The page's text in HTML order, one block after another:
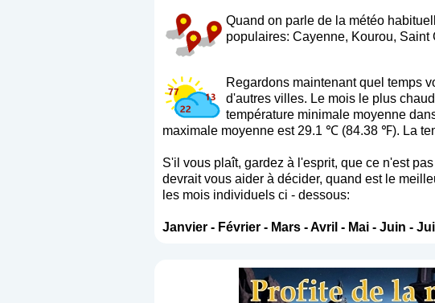
Quand on parle de la météo
populaires: Cayenne, Kourou, Saint
Regardons maintenant quel temps
d'autres villes. Le mois le plus
température minimale moyenne
maximale moyenne est 29.1 ℃ (84.38 ℉). La
S'il vous plaît, gardez à l'esprit, que ce n'est
devrait vous aider à décider, quand est le
les mois individuels ci - dessous:
Janvier- Février- Mars-Avril - Mai- Juin -